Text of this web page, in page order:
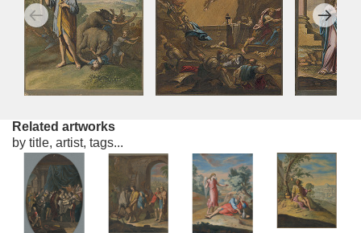
Related artworks
by title, artist, tags...